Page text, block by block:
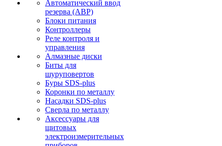
Автоматический ввод
резерва (АВР)
Блоки питания
Контроллеры
Реле контроля и
управления
Алмазные диски
Биты для
шуруповертов
Буры SDS-plus
Коронки по металлу
Насадки SDS-plus
Сверла по металлу
Аксессуары для
щитовых
электроизмерительных